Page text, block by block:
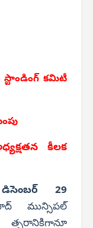
స్టాండింగ్ కమిటీ
కీలక
29
మున్సిపల్
త్సరానికిగానూ